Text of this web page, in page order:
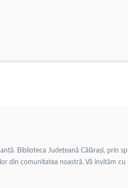
Biblioteca Județeană Călărași, prin
din comunitatea noastră. Vă invităm cu